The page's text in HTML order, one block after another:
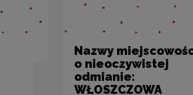
Nazwy
o nieoczywistej
odmianie:
WŁOSZCZOWA